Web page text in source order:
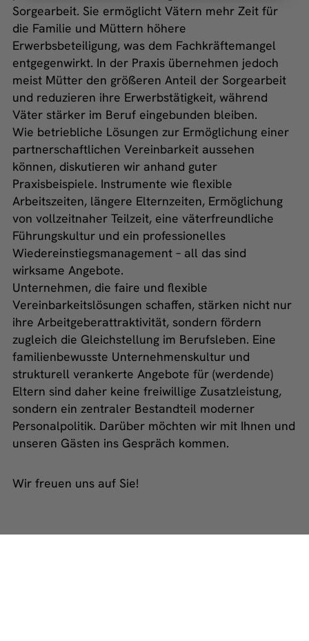
Sorgearbeit. Sie ermöglicht Vätern mehr Zeit für
die Familie und Müttern höhere
Erwerbsbeteiligung, was dem Fachkräftemangel
entgegenwirkt. In der Praxis übernehmen jedoch
meist Mütter den größeren Anteil der Sorgearbeit
und reduzieren ihre Erwerbstätigkeit, während
Väter stärker im Beruf eingebunden bleiben.
Wie betriebliche Lösungen zur Ermöglichung einer
partnerschaftlichen Vereinbarkeit aussehen
können, diskutieren wir anhand guter
Praxisbeispiele. Instrumente wie flexible
Arbeitszeiten, längere Elternzeiten, Ermöglichung
von vollzeitnaher Teilzeit, eine väterfreundliche
Führungskultur und ein professionelles
Wiedereinstiegsmanagement – all das sind
wirksame Angebote.
Unternehmen, die faire und flexible
Vereinbarkeitslösungen schaffen, stärken nicht nur
ihre Arbeitgeberattraktivität, sondern fördern
zugleich die Gleichstellung im Berufsleben. Eine
familienbewusste Unternehmenskultur und
strukturell verankerte Angebote für (werdende)
Eltern sind daher keine freiwillige Zusatzleistung,
sondern ein zentraler Bestandteil moderner
Personalpolitik. Darüber möchten wir mit Ihnen und
unseren Gästen ins Gespräch kommen.
Wir freuen uns auf Sie!